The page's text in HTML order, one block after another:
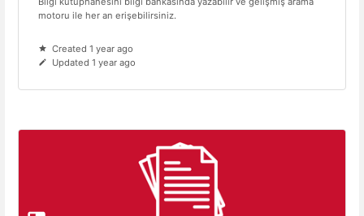
motoru ile her an erişebilirsiniz.
Created 1 year ago
Updated 1 year ago